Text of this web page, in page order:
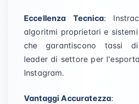
Eccellenza Tecnica:
algoritmi proprietari e
che garantiscono tassi
leader di settore per
Instagram.
Vantaggi Accuratezza: